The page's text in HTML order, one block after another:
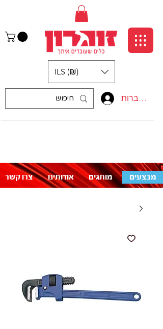
צרו קשר אודותינו מותגים מבצעים
התחברות
ILS (₪)